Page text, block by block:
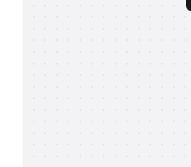
支持
帮助中心